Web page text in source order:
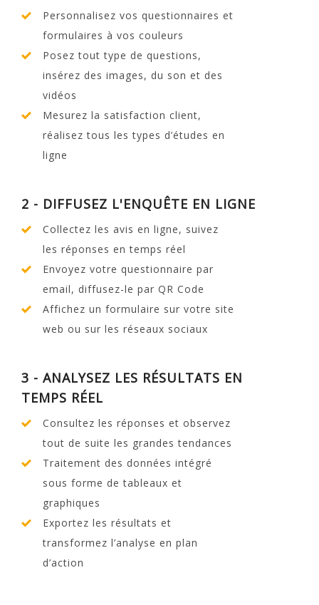
Personnalisez vos questionnaires et
formulaires à vos couleurs
Posez tout type de questions,
insérez des images, du son et des
vidéos
Mesurez la satisfaction client,
réalisez tous les types d’études en
ligne
2 - DIFFUSEZ L'ENQUÊTE EN LIGNE
Collectez les avis en ligne, suivez
les réponses en temps réel
Envoyez votre questionnaire par
email, diffusez-le par QR Code
Affichez un formulaire sur votre site
web ou sur les réseaux sociaux
3 - ANALYSEZ LES RÉSULTATS EN
TEMPS RÉEL
Consultez les réponses et observez
tout de suite les grandes tendances
Traitement des données intégré
sous forme de tableaux et
graphiques
Exportez les résultats et
transformez l’analyse en plan
d’action